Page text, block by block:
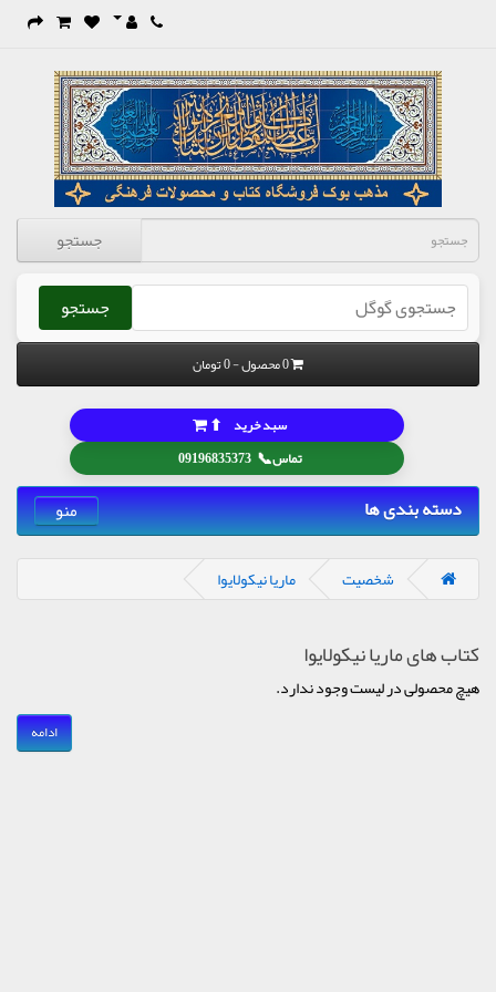
جستجو
جستجو
0 محصول - 0 تومان
تماس📞
09196835373
سبد خرید ⬆
دسته بندی ها منو
شخصیت ماریا نیکولایوا
کتاب های ماریا نیکولایوا
هیچ محصولی در لیست وجود ندارد.
ادامه